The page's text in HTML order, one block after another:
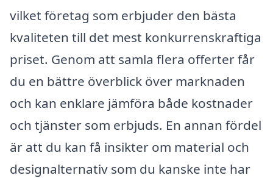
vilket företag som erbjuder den bästa
kvaliteten till det mest konkurrenskraftiga
priset. Genom att samla flera offerter får
du en bättre överblick över marknaden
och kan enklare jämföra både kostnader
och tjänster som erbjuds. En annan fördel
är att du kan få insikter om material och
designalternativ som du kanske inte har